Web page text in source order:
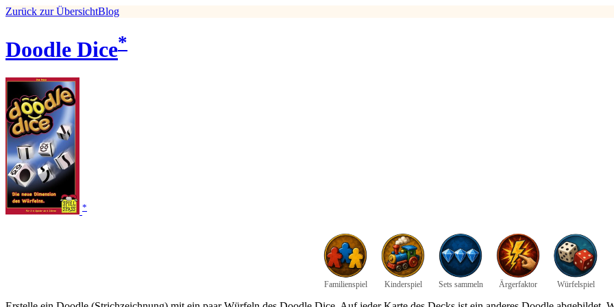
Zurück zur ÜbersichtBlog
Doodle Dice*
*
Familienspiel Kinderspiel Sets sammeln Ärgerfaktor Würfelspiel